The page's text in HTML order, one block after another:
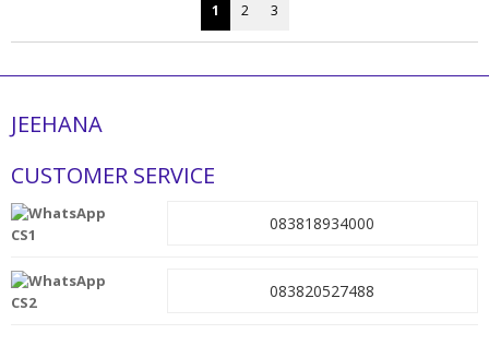
1 2 3
JEEHANA
CUSTOMER SERVICE
CS1
083818934000
CS2
083820527488